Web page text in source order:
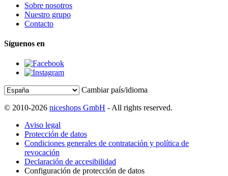
Sobre nosotros
Nuestro grupo
Contacto
Síguenos en
Cambiar país/idioma
© 2010-2026 niceshops GmbH - All rights reserved.
Aviso legal
Protección de datos
Condiciones generales de contratación y política de
revocación
Declaración de accesibilidad
Configuración de protección de datos